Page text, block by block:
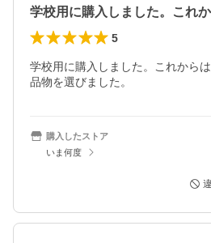
5
学校用に購入しました。これから
品物を選びました。
購入したストア
いま何度